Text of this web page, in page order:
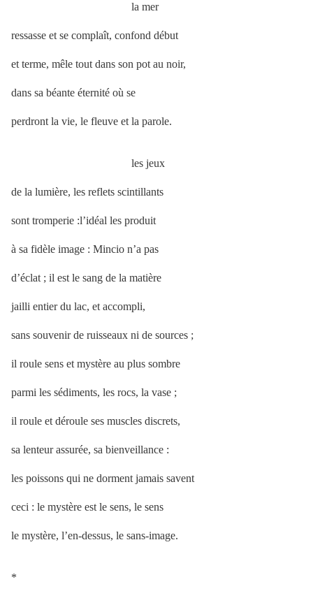
la mer
ressasse et se complaît, confond début
et terme, mêle tout dans son pot au noir,
dans sa béante éternité où se
perdront la vie, le fleuve et la parole.
les jeux
de la lumière, les reflets scintillants
sont tromperie :l’idéal les produit
à sa fidèle image : Mincio n’a pas
d’éclat ; il est le sang de la matière
jailli entier du lac, et accompli,
sans souvenir de ruisseaux ni de sources ;
il roule sens et mystère au plus sombre
parmi les sédiments, les rocs, la vase ;
il roule et déroule ses muscles discrets,
sa lenteur assurée, sa bienveillance :
les poissons qui ne dorment jamais savent
ceci : le mystère est le sens, le sens
le mystère, l’en-dessus, le sans-image.
*